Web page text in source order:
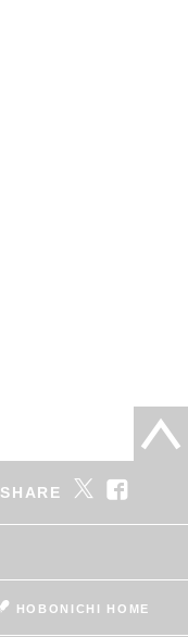
SHARE
HOBONICHI HOME